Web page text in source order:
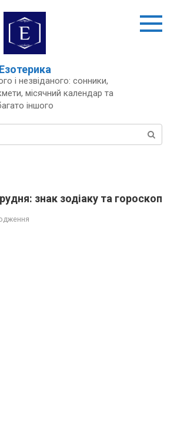
Езотерика
і незвіданого: сонники,
місячний календар та
іншого
знак зодіаку та гороскоп